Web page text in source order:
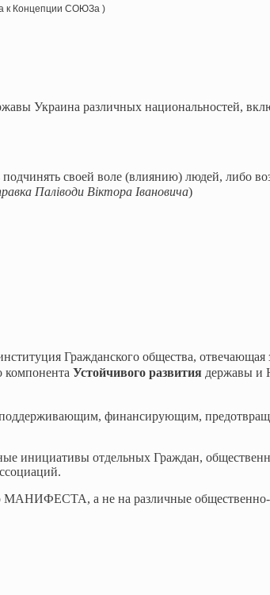
к Концепции СОЮЗа )
Украина различных национальностей,
своей воле (влиянию) людей, либо
Паліводи Віктора Івановича)
Гражданского общества, отвечающая
компонента Устойчивого развития державы и
финансирующим,
инициативы отдельных Граждан,
а не на различные